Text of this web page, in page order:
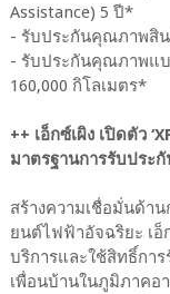
Assistance) 5 ปี*
- รับประกันคุณภาพสิน
- รับประกันคุณภาพแบ
160,000 กิโลเมตร*
++ เอ็กซ์เผิง เปิดตัว
มาตรฐานการรับประ
สร้างความเชื่อมั่นด้า
ยนต์ไฟฟ้าอัจฉริยะ เอ็
บริการและใช้สิทธิ์กา
เพื่อนบ้านในภูมิภาคอ